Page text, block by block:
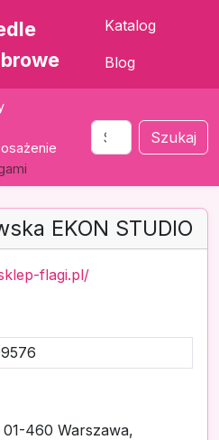
Katalog
Blog
Szukaj
EKON STUDIO
flagi.pl/
460 Warszawa,